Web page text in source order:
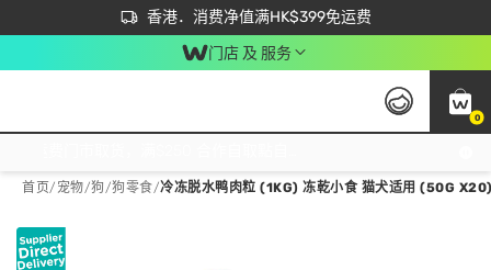
香港．消费净值满HK$399免运费
立即成为易赏钱会员尽享独家优惠
首次APP下单买满$450 输入 NEWAPP 即减$50
门店 及 服务
0
首页/ 宠物/狗/狗零食/冷冻脱水鸭肉粒 (1KG) 冻乾小食 猫犬适用 (50G